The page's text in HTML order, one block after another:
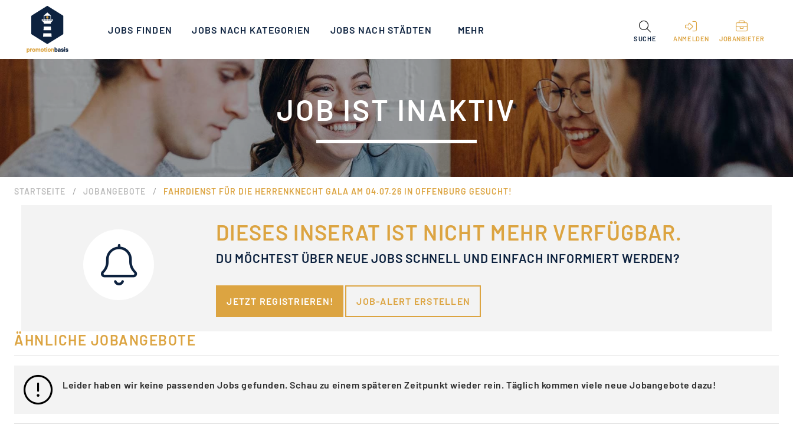
JOBS FINDEN JOBS NACH KATEGORIEN JOBS NACH STÄDTEN MEHR
SUCHE ANMELDEN JOBANBIETER
JOB IST INAKTIV
STARTSEITE / JOBANGEBOTE / FAHRDIENST FÜR DIE HERRENKNECHT GALA AM 04.07.26 IN OFFENBURG GESUCHT!
DIESES INSERAT IST NICHT MEHR VERFÜGBAR.
DU MÖCHTEST ÜBER NEUE JOBS SCHNELL UND EINFACH INFORMIERT WERDEN?
JETZT REGISTRIEREN! JOB-ALERT ERSTELLEN
ÄHNLICHE JOBANGEBOTE
Leider haben wir keine passenden Jobs gefunden. Schau zu einem späteren Zeitpunkt wieder rein. Täglich kommen viele neue Jobangebote dazu!